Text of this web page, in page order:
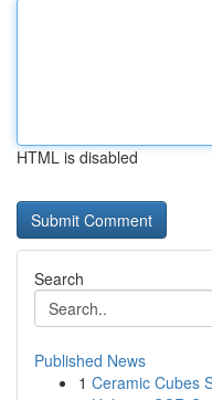
HTML is disabled
Search
Published News
1 Ceramic Cubes